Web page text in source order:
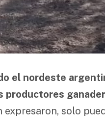
el nordeste
productores
solo